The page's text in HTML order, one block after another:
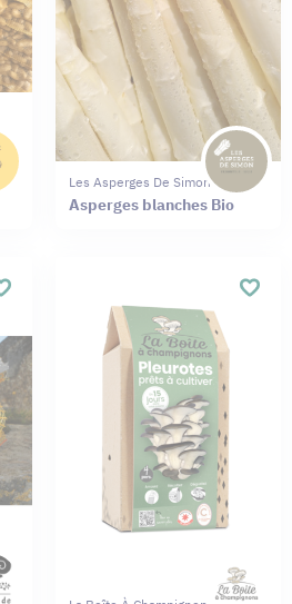
Les Asperges De Simon
Asperges blanches Bio